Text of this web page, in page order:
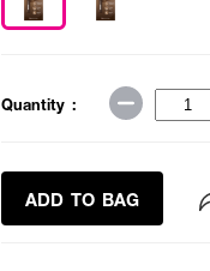
Quantity :
ADD TO BAG